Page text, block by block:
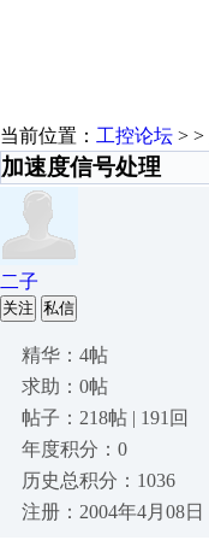
当前位置： 工控论坛 > >
加速度信号处理
二子
关注 私信
精华：4帖
求助：0帖
帖子：218帖 | 191回
年度积分：0
历史总积分：1036
注册：2004年4月08日